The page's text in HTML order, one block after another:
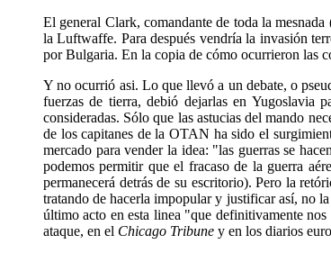
El general Clark, comandante de toda la
la Luftwaffe. Para después vendría la invasión
por Bulgaria. En la copia de cómo ocurrieron las
Y no ocurrió asi. Lo que llevó a un debate, o
fuerzas de tierra, debió dejarlas en Yugoslavia
consideradas. Sólo que las astucias del mando
de los capitanes de la OTAN ha sido el
mercado para vender la idea: "las guerras se
podemos permitir que el fracaso de la guerra
permanecerá detrás de su escritorio). Pero la
tratando de hacerla impopular y justificar así, no
último acto en esta linea "que definitivamente
ataque, en el Chicago Tribune y en los diarios